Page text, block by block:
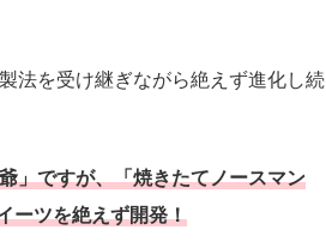
法を受け継ぎながら絶えず進化し続
」ですが、「焼きたてノースマン
ーツを絶えず開発！